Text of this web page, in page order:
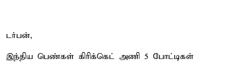
டர்பன்,
இந்திய பெண்கள் கிரிக்கெட் அணி 5 போட்டிகள்